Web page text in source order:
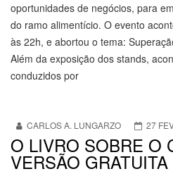
oportunidades de negócios, para
do ramo alimentício. O evento
às 22h, e abortou o tema:
Além da exposição dos stands,
conduzidos por
CARLOS A. LUNGARZO 27
O LIVRO SOBRE O
VERSÃO